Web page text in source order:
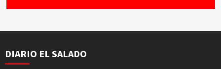
DIARIO EL SALADO